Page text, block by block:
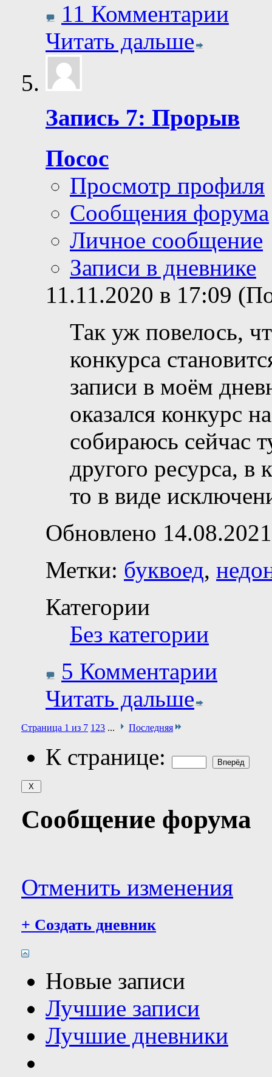
11 Комментарии
Читать дальше
Запись 7: Прорыв
Посос
Просмотр профиля
Сообщения форума
Личное сообщение
Записи в дневнике
11.11.2020 в 17:09
Так уж повелось,
конкурса
записи в моём
оказался конкурс
собираюсь сейчас
другого ресурса, в
то в виде
Обновлено
Метки: буквоед,
Категории
Без категории
5 Комментарии
Читать дальше
Страница 1 из 7 1 23 ... Последняя
К странице:
Сообщение форума
Отменить изменения
+ Создать дневник
Новые записи
Лучшие записи
Лучшие дневники